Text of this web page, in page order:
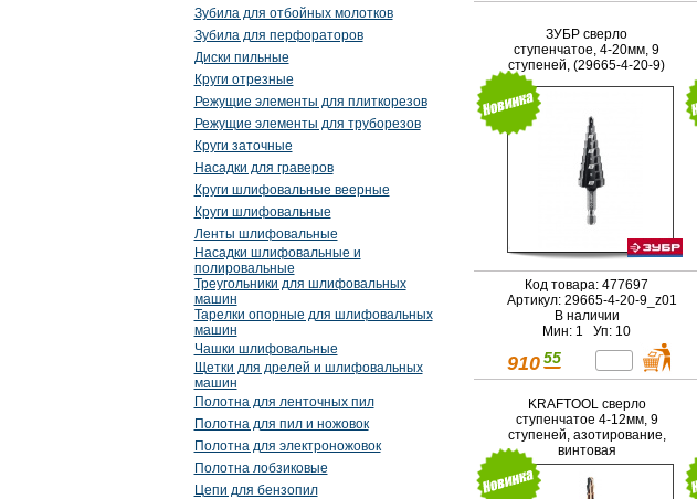
Зубила для отбойных молотков
Зубила для перфораторов
Диски пильные
Круги отрезные
Режущие элементы для плиткорезов
Режущие элементы для труборезов
Круги заточные
Насадки для граверов
Круги шлифовальные веерные
Круги шлифовальные
Ленты шлифовальные
Насадки шлифовальные и
полировальные
Треугольники для шлифовальных
машин
Тарелки опорные для шлифовальных
машин
Чашки шлифовальные
Щетки для дрелей и шлифовальных
машин
Полотна для ленточных пил
Полотна для пил и ножовок
Полотна для электроножовок
Полотна лобзиковые
Цепи для бензопил
ЗУБР сверло
ступенчатое, 4-20мм, 9
ступеней, (29665-4-20-9)
Код товара: 477697
Артикул: 29665-4-20-9_z01
В наличии
Мин: 1 Уп: 10
910 55
KRAFTOOL сверло
ступенчатое 4-12мм, 9
ступеней, азотирование,
винтовая
спираль,COBALT (29691-
4-12-9)